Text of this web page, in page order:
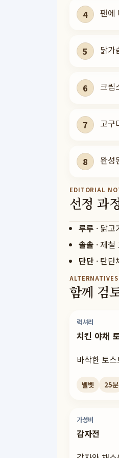
4 팬에
5 닭가
6 크림
7 고구
8 완성
EDITORIAL
선정 과
루루 · 닭고
솔솔 ·제철
단단 · 탄단
ALTERNATIVES
함께 검
럭셔리
치킨 야채
바삭한 토
벨벳 25분
가성비
감자전